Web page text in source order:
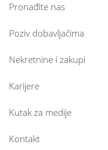
Pronađite nas
Poziv dobavljačima
Nekretnine i zakupi
Karijere
Kutak za medije
Kontakt